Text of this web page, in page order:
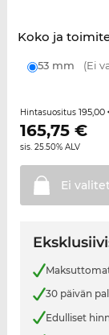
Koko ja
53 mm (Ei
Hintasuositus 195,00
165,75€
sis. 25.50% ALV
Ei
30 päivän
Edulliset